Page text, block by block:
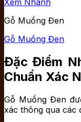
Gỗ Muồng Đen
Gỗ Muồng Đen
Đặc Điểm
Chuẩn Xác
Gỗ Muồng Đen
xác thông qua các